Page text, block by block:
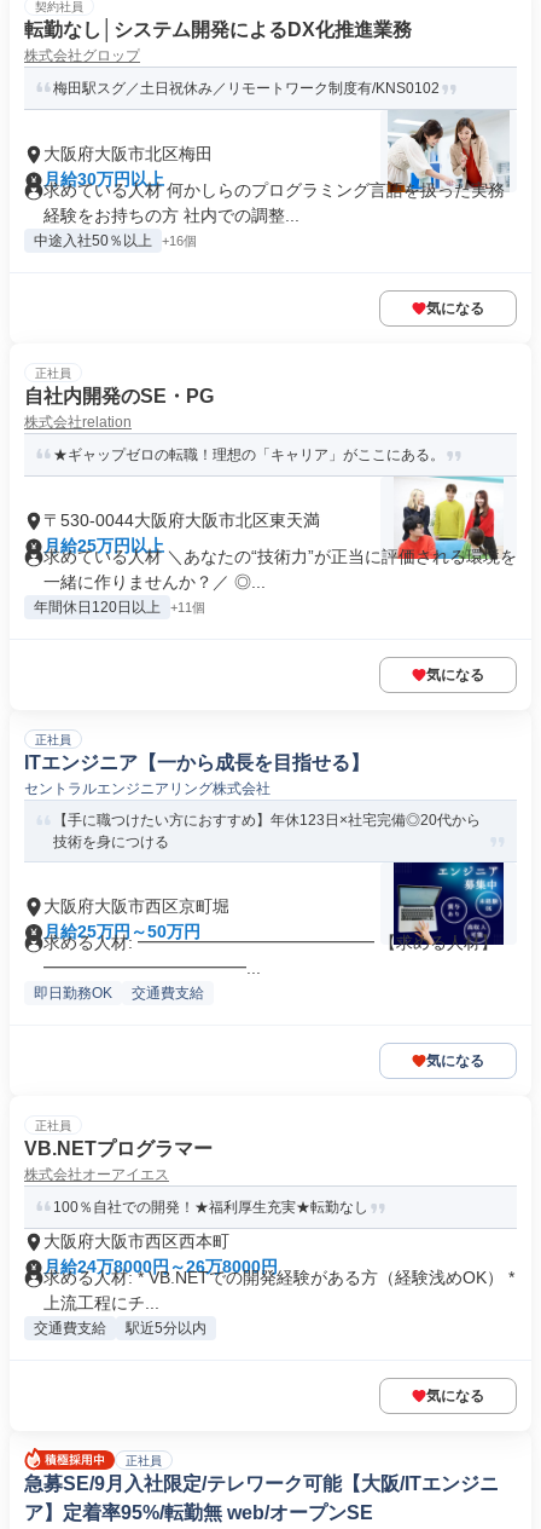
契約社員
転勤なし│システム開発によるDX化推進業務
株式会社グロップ
梅田駅スグ／土日祝休み／リモートワーク制度有/KNS0102
大阪府大阪市北区梅田
月給30万円以上
求めている人材 何かしらのプログラミング言語を扱った実務
経験をお持ちの方 社内での調整...
中途入社50％以上 +16個
気になる
正社員
自社内開発のSE・PG
株式会社relation
★ギャップゼロの転職！理想の「キャリア」がここにある。
〒530-0044大阪府大阪市北区東天満
月給25万円以上
求めている人材 ＼あなたの“技術力”が正当に評価される環境を
一緒に作りませんか？／ ◎...
年間休日120日以上 +11個
気になる
正社員
ITエンジニア【一から成長を目指せる】
セントラルエンジニアリング株式会社
【手に職つけたい方におすすめ】年休123日×社宅完備◎20代から
技術を身につける
大阪府大阪市西区京町堀
月給25万円～50万円
求める人材: ━━━━━━━━━━━━━━ 【求める人材】
━━━━━━━━━━━━...
即日勤務OK 交通費支給
気になる
正社員
VB.NETプログラマー
株式会社オーアイエス
100％自社での開発！★福利厚生充実★転勤なし
大阪府大阪市西区西本町
月給24万8000円～26万8000円
求める人材: * VB.NETでの開発経験がある方（経験浅めOK） *
上流工程にチ...
交通費支給 駅近5分以内
気になる
正社員
急募SE/9月入社限定/テレワーク可能【大阪/ITエンジニ
ア】定着率95%/転勤無 web/オープンSE